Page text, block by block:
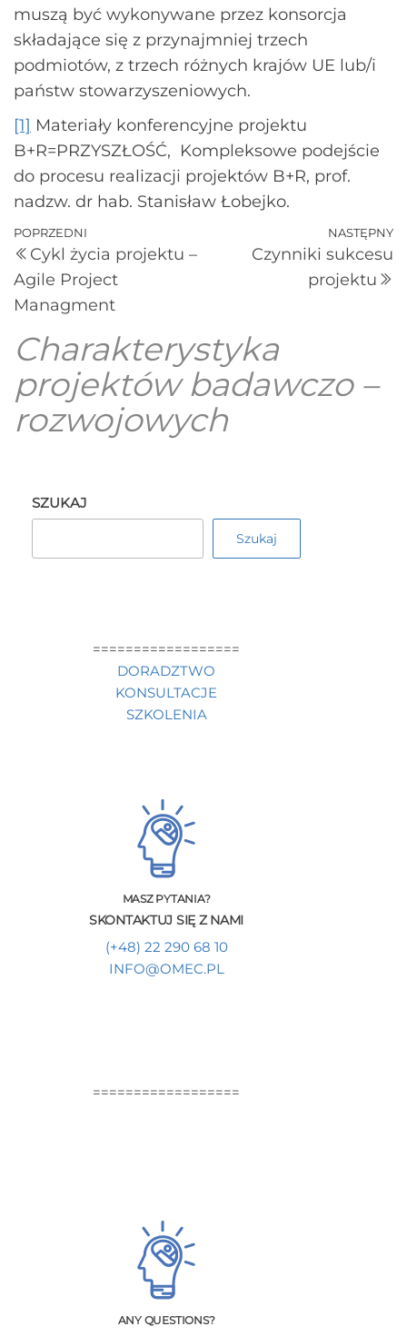
muszą być wykonywane przez konsorcja
składające się z przynajmniej trzech
podmiotów, z trzech różnych krajów UE lub/i
państw stowarzyszeniowych.
[1] Materiały konferencyjne projektu
B+R=PRZYSZŁOŚĆ, Kompleksowe podejście
do procesu realizacji projektów B+R, prof.
nadzw. dr hab. Stanisław Łobejko.
POPRZEDNI
Cykl życia projektu –
Agile Project
Managment
NASTĘPNY
Czynniki sukcesu
projektu
Charakterystyka
projektów badawczo –
rozwojowych
SZUKAJ
Szukaj
==================
DORADZTWO
KONSULTACJE
SZKOLENIA
MASZ PYTANIA?
SKONTAKTUJ SIĘ Z NAMI
(+48) 22 290 68 10
INFO@OMEC.PL
==================
ANY QUESTIONS?